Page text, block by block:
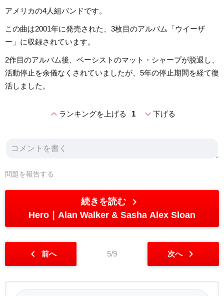
アメリカの4人組バンドです。
この曲は2001年に発売された、3枚目のアルバム「ウイーザ
ー」に収録されています。
2作目のアルバム後、ベーシストのマット・シャープが脱退し、
活動停止を余儀なくされていましたが、5年の停止期間を経て復
活しました。
expand_lessランキングを上げる 1 expand_more下げる
問題を報告する
続きを読む chevron_right
Hero Alan Walker & Sasha Alex Sloan
chevron_left 前へ 5/9 次へ chevron_right